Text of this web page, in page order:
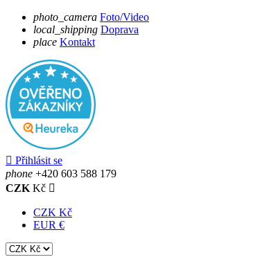
photo_camera Foto/Video
local_shipping Doprava
place Kontakt
 Přihlásit se
phone +420 603 588 179
CZK Kč 
CZK Kč
EUR €